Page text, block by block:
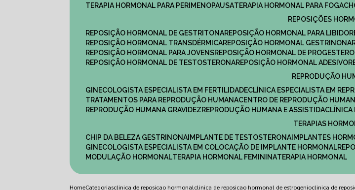
TERAPIA HORMONAL PARA PERIMENOPAUSA
TERAPIA HORMONAL PARA
REPOSIÇÕES
REPOSIÇÃO HORMONAL DE GESTRITONA
REPOSIÇÃO HORMONAL PARA LIBIDO
REPOSIÇÃO HORMONAL TRANSDÉRMICA
REPOSIÇÃO HORMONAL GESTRINONA
REPOSIÇÃO HORMONAL PARA JOVENS
REPOSIÇÃO HORMONAL DE
REPOSIÇÃO HORMONAL DE TESTOSTERONA
REPOSIÇÃO HORMONAL ADESIVO
REPRODUÇÃO
GINECOLOGISTA ESPECIALISTA EM FERTILIDADE
CLÍNICA ESPECIALISTA EM
TRATAMENTOS PARA REPRODUÇÃO HUMANA
CENTRO DE REPRODUÇÃO
REPRODUÇÃO HUMANA GRAVIDEZ
REPRODUÇÃO HUMANA E ASSISTIDA
TERAPIAS
CHIP DA BELEZA GESTRINONA IMPLANTE DE TESTOSTERONA IMPLANTES
GINECOLOGISTA ESPECIALISTA EM COLOCAÇÃO DE IMPLANTE HORMONAL
MODULAÇÃO HORMONAL
TERAPIA HORMONAL FEMININA TERAPIA HORMONAL
HomeCategoriasclinica de reposicao hormonalclinica de reposicao hormonal de estrogenioclinica de